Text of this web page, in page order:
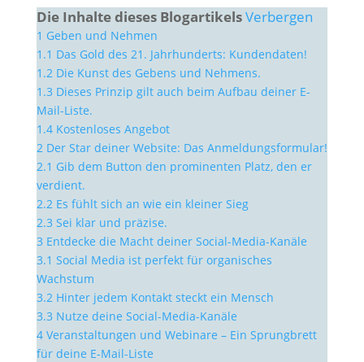
Die Inhalte dieses BlogartikelsVerbergen
1 Geben und Nehmen
1.1 Das Gold des 21. Jahrhunderts: Kundendaten!
1.2 Die Kunst des Gebens und Nehmens.
1.3 Dieses Prinzip gilt auch beim Aufbau deiner E-
Mail-Liste.
1.4 Kostenloses Angebot
2 Der Star deiner Website: Das Anmeldungsformular!
2.1 Gib dem Button den prominenten Platz, den er
verdient.
2.2 Es fühlt sich an wie ein kleiner Sieg
2.3 Sei klar und präzise.
3 Entdecke die Macht deiner Social-Media-Kanäle
3.1 Social Media ist perfekt für organisches
Wachstum
3.2 Hinter jedem Kontakt steckt ein Mensch
3.3 Nutze deine Social-Media-Kanäle
4 Veranstaltungen und Webinare – Ein Sprungbrett
für deine E-Mail-Liste